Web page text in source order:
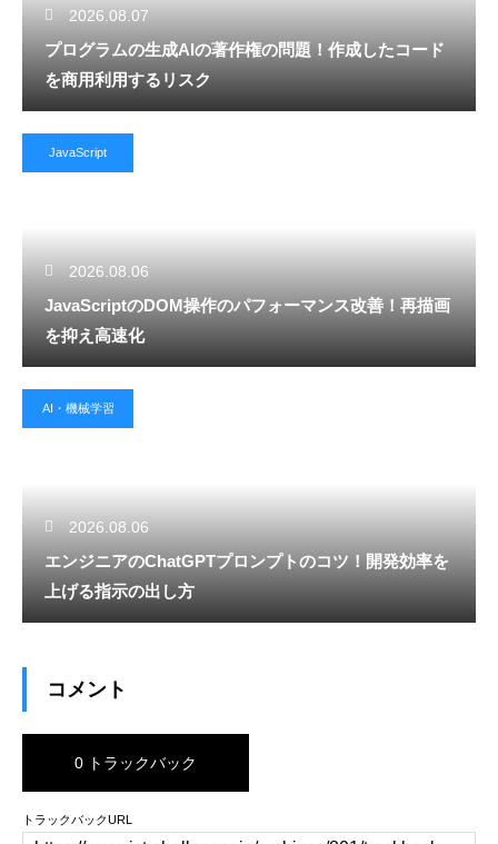
2026.08.07
プログラムの生成AIの著作権の問題！作成したコード
を商用利用するリスク
JavaScript
2026.08.06
JavaScriptのDOM操作のパフォーマンス改善！再描画
を抑え高速化
AI・機械学習
2026.08.06
エンジニアのChatGPTプロンプトのコツ！開発効率を
上げる指示の出し方
コメント
0 トラックバック
トラックバックURL